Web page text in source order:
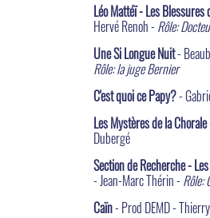
Léo Mattéï - Les Blessures
Hervé Renoh - Rôle:
Une Si Longue Nuit-
Rôle: la juge Bernier
C'est quoi ce Papy?-
Les Mystères de la Chorale
Dubergé
Section de Recherche -
- Jean-Marc Thérin - Rôle:
Caïn- Prod DEMD -